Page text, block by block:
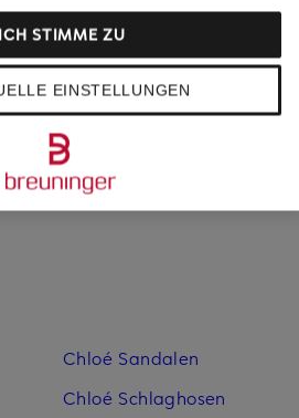
501,50 €
1.150 €
Chloé Sandalen
Chloé Schlaghosen
EINSTELLUNGEN
ICH STIMME ZU